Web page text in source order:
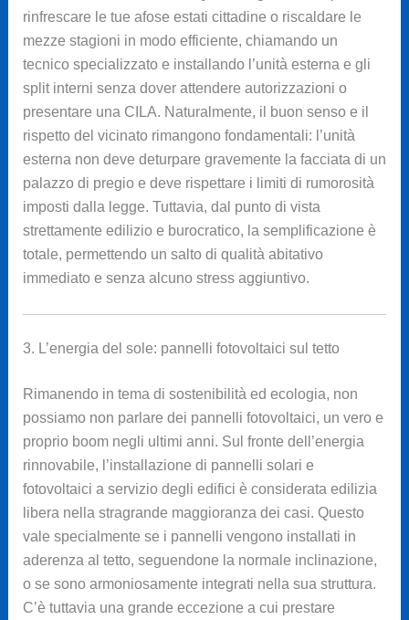
rinfrescare le tue afose estati cittadine o riscaldare le
mezze stagioni in modo efficiente, chiamando un
tecnico specializzato e installando l’unità esterna e gli
split interni senza dover attendere autorizzazioni o
presentare una CILA. Naturalmente, il buon senso e il
rispetto del vicinato rimangono fondamentali: l’unità
esterna non deve deturpare gravemente la facciata di un
palazzo di pregio e deve rispettare i limiti di rumorosità
imposti dalla legge. Tuttavia, dal punto di vista
strettamente edilizio e burocratico, la semplificazione è
totale, permettendo un salto di qualità abitativo
immediato e senza alcuno stress aggiuntivo.
3. L’energia del sole: pannelli fotovoltaici sul tetto
Rimanendo in tema di sostenibilità ed ecologia, non
possiamo non parlare dei pannelli fotovoltaici, un vero e
proprio boom negli ultimi anni. Sul fronte dell’energia
rinnovabile, l’installazione di pannelli solari e
fotovoltaici a servizio degli edifici è considerata edilizia
libera nella stragrande maggioranza dei casi. Questo
vale specialmente se i pannelli vengono installati in
aderenza al tetto, seguendone la normale inclinazione,
o se sono armoniosamente integrati nella sua struttura.
C’è tuttavia una grande eccezione a cui prestare